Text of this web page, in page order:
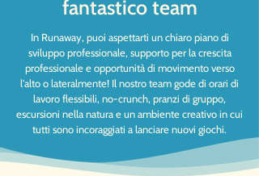
fantastico team
In Runaway, puoi aspettarti un chiaro piano di
sviluppo professionale, supporto per la crescita
professionale e opportunità di movimento verso
l'alto o lateralmente! Il nostro team gode di orari di
lavoro flessibili, no-crunch, pranzi di gruppo,
escursioni nella natura e un ambiente creativo in cui
tutti sono incoraggiati a lanciare nuovi giochi.